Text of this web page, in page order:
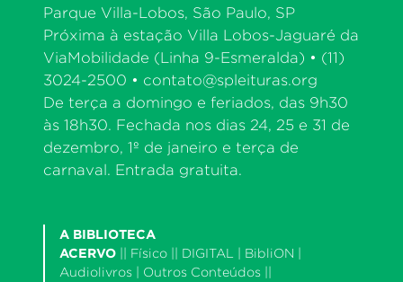
Parque Villa-Lobos, São Paulo, SP
Próxima à estação Villa Lobos-Jaguaré da
ViaMobilidade (Linha 9-Esmeralda) • (11)
3024-2500 • contato@spleituras.org
De terça a domingo e feriados, das 9h30
às 18h30. Fechada nos dias 24, 25 e 31 de
dezembro, 1º de janeiro e terça de
carnaval. Entrada gratuita.
A BIBLIOTECA
ACERVO
Físico || DIGITAL | BibliON
Audiolivros
Outros Conteúdos